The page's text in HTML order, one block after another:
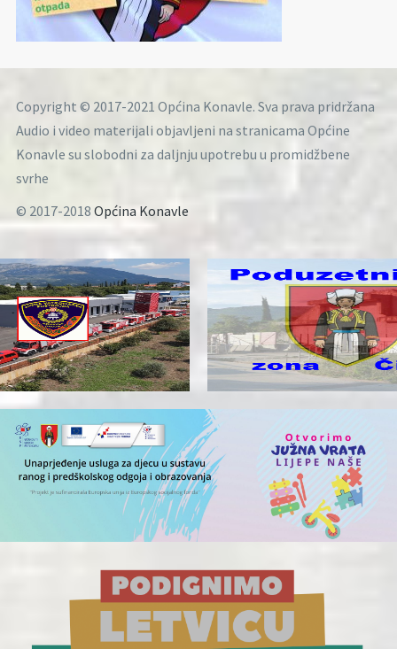
Copyright © 2017-2021 Općina Konavle. Sva prava pridržana
Audio i video materijali objavljeni na stranicama Općine
Konavle su slobodni za daljnju upotrebu u promidžbene
svrhe
© 2017-2018 Općina Konavle